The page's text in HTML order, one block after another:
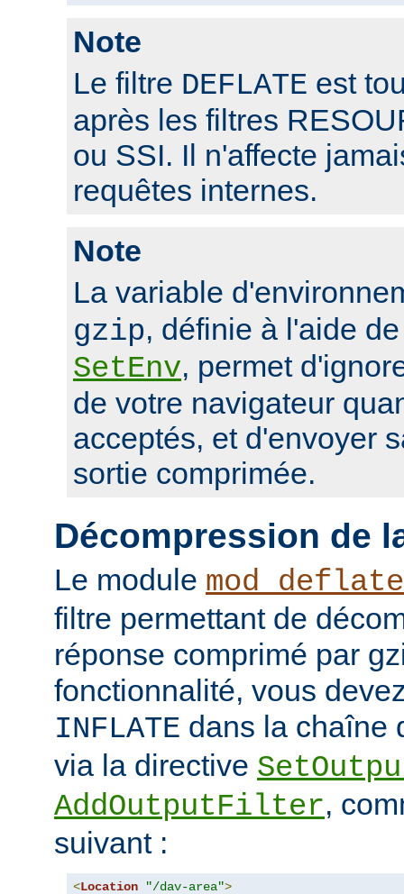
Note
Le filtre DEFLATE est
après les filtres
ou SSI. Il n'affecte
requêtes internes.
Note
La variable
gzip, définie à l'aide
SetEnv, permet
de votre navigateur
acceptés, et d'envoyer
sortie comprimée.
Décompression de
Le module mod_deflate
filtre permettant de
réponse comprimé par
fonctionnalité, vous
INFLATE dans la chaîne
via la directive
AddOutputFilter,
suivant :
<Location "/dav-area">